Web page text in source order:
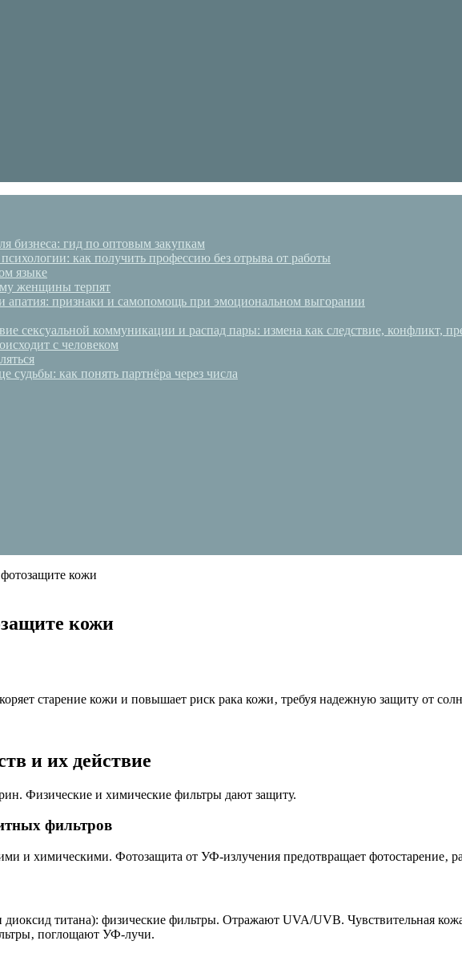
бизнеса: гид по оптовым закупкам
как получить профессию без отрыва от работы
языке
женщины терпят
и апатия: признаки и самопомощь при эмоциональном выгорании
сексуальной коммуникации и распад пары: измена как следствие, конфликт,
с человеком
судьбы: как понять партнёра через числа
кожи
кожи
старение кожи и повышает риск рака кожи‚ требуя надежную защиту от
и их действие
Физические и химические фильтры дают защиту.
фильтров
и химическими. Фотозащита от УФ-излучения предотвращает фотостарение‚
титана): физические фильтры. Отражают UVA/UVB. Чувствительная
поглощают УФ-лучи.